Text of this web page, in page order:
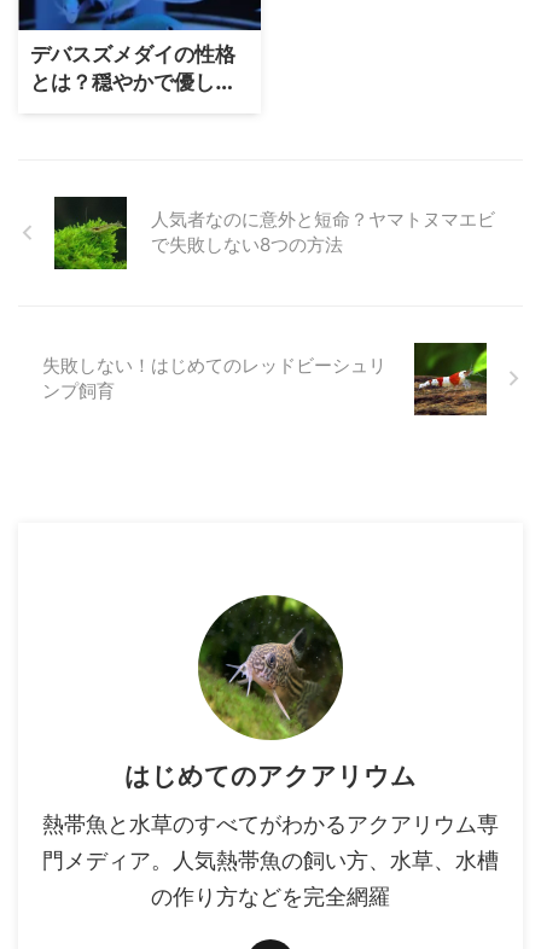
デバスズメダイの性格
とは？穏やかで優しい
熱帯魚？
人気者なのに意外と短命？ヤマトヌマエビ
で失敗しない8つの方法
失敗しない！はじめてのレッドビーシュリ
ンプ飼育
はじめてのアクアリウム
熱帯魚と水草のすべてがわかるアクアリウム専
門メディア。人気熱帯魚の飼い方、水草、水槽
の作り方などを完全網羅